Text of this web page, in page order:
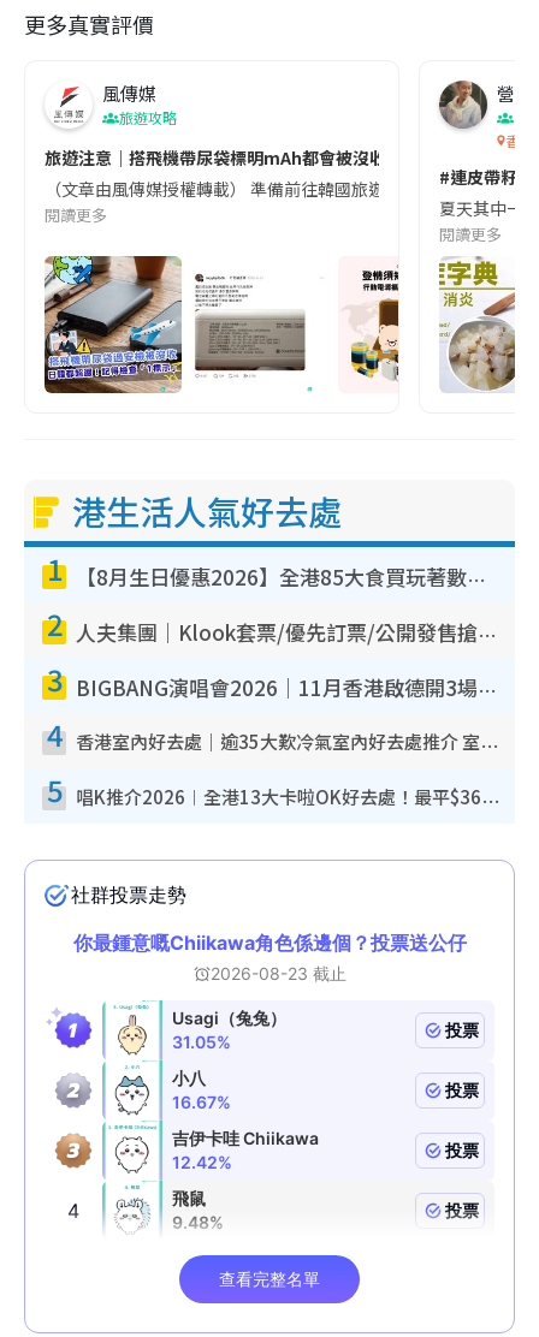
更多真實評價
風傳媒
旅遊攻略
旅遊注意｜搭飛機帶尿袋標明mAh都會被沒收😱出發前切記檢查
（文章由風傳媒授權轉載） 準備前往韓國旅遊的民眾，近期要
閱讀更多
營養
香港
#連皮帶籽
夏天其中一
閱讀更多
港生活人氣好去處
1 【8月生日優惠2026】全港85大食買玩著數攻略 自助餐/火鍋放題同行免費＋誠品/DONKI送現金券
2 人夫集團｜Klook套票/優先訂票/公開發售搶飛攻略！附票價.購票連結.場地座位表
3 BIGBANG演唱會2026｜11月香港啟德開3場！實名制VIP申請、優先購票攻略
4 香港室內好去處｜逾35大歎冷氣室內好去處推介 室內活動免費避雨無懼落雨
5 唱K推介2026︱全港13大卡啦OK好去處！最平$36起 日文K都有！(附地址+收費詳情)